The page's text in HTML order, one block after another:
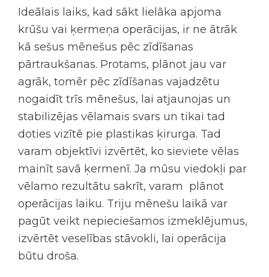
Ideālais laiks, kad sākt lielāka apjoma
krūšu vai ķermeņa operācijas, ir ne ātrāk
kā sešus mēnešus pēc zīdīšanas
pārtraukšanas. Protams, plānot jau var
agrāk, tomēr pēc zīdīšanas vajadzētu
nogaidīt trīs mēnešus, lai atjaunojas un
stabilizējas vēlamais svars un tikai tad
doties vizītē pie plastikas ķirurga. Tad
varam objektīvi izvērtēt, ko sieviete vēlas
mainīt savā ķermenī. Ja mūsu viedokļi par
vēlamo rezultātu sakrīt, varam plānot
operācijas laiku. Triju mēnešu laikā var
pagūt veikt nepieciešamos izmeklējumus,
izvērtēt veselības stāvokli, lai operācija
būtu droša.